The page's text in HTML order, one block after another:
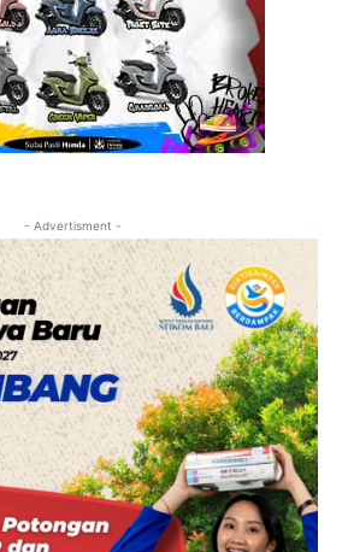
- Advertisment -